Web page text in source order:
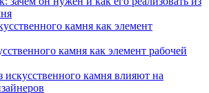
камня как элемент
камня как элемент рабочей
камня влияют на